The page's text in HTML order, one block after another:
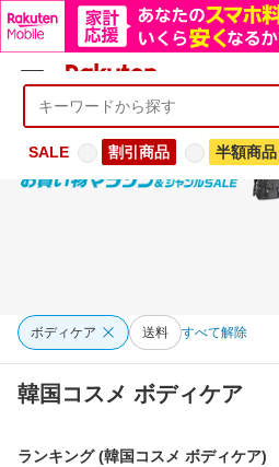
ようこそ 楽天市場へ ログイン
SALE 割引商品 半額商品
ボディケア 送料 すべて解除
韓国コスメ ボディケア
ランキング (韓国コスメ ボディケア)